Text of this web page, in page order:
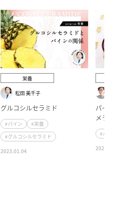
栄養
松⽥ 美千⼦
グルコシルセラミド
#パイン
#栄養
#グルコシルセラミド
2023.01.04
パイ
メラ
#パイ